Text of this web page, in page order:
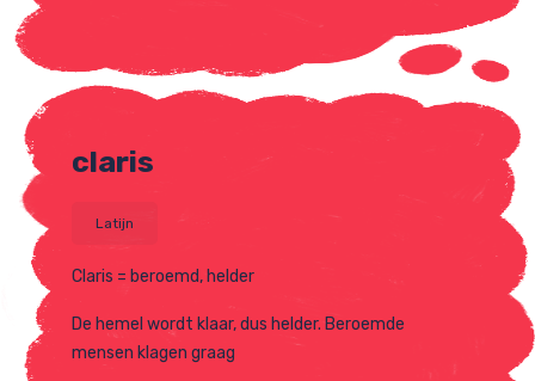
claris
Latijn
Claris = beroemd, helder
De hemel wordt klaar, dus helder. Beroemde
mensen klagen graag